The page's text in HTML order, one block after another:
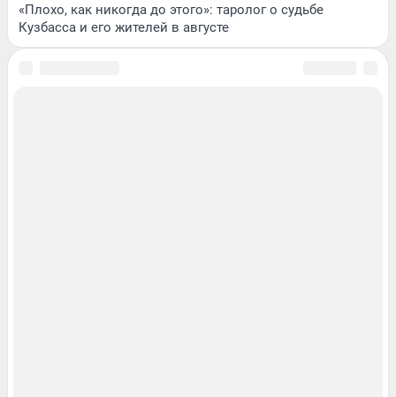
«Плохо, как никогда до этого»: таролог о судьбе
Кузбасса и его жителей в августе